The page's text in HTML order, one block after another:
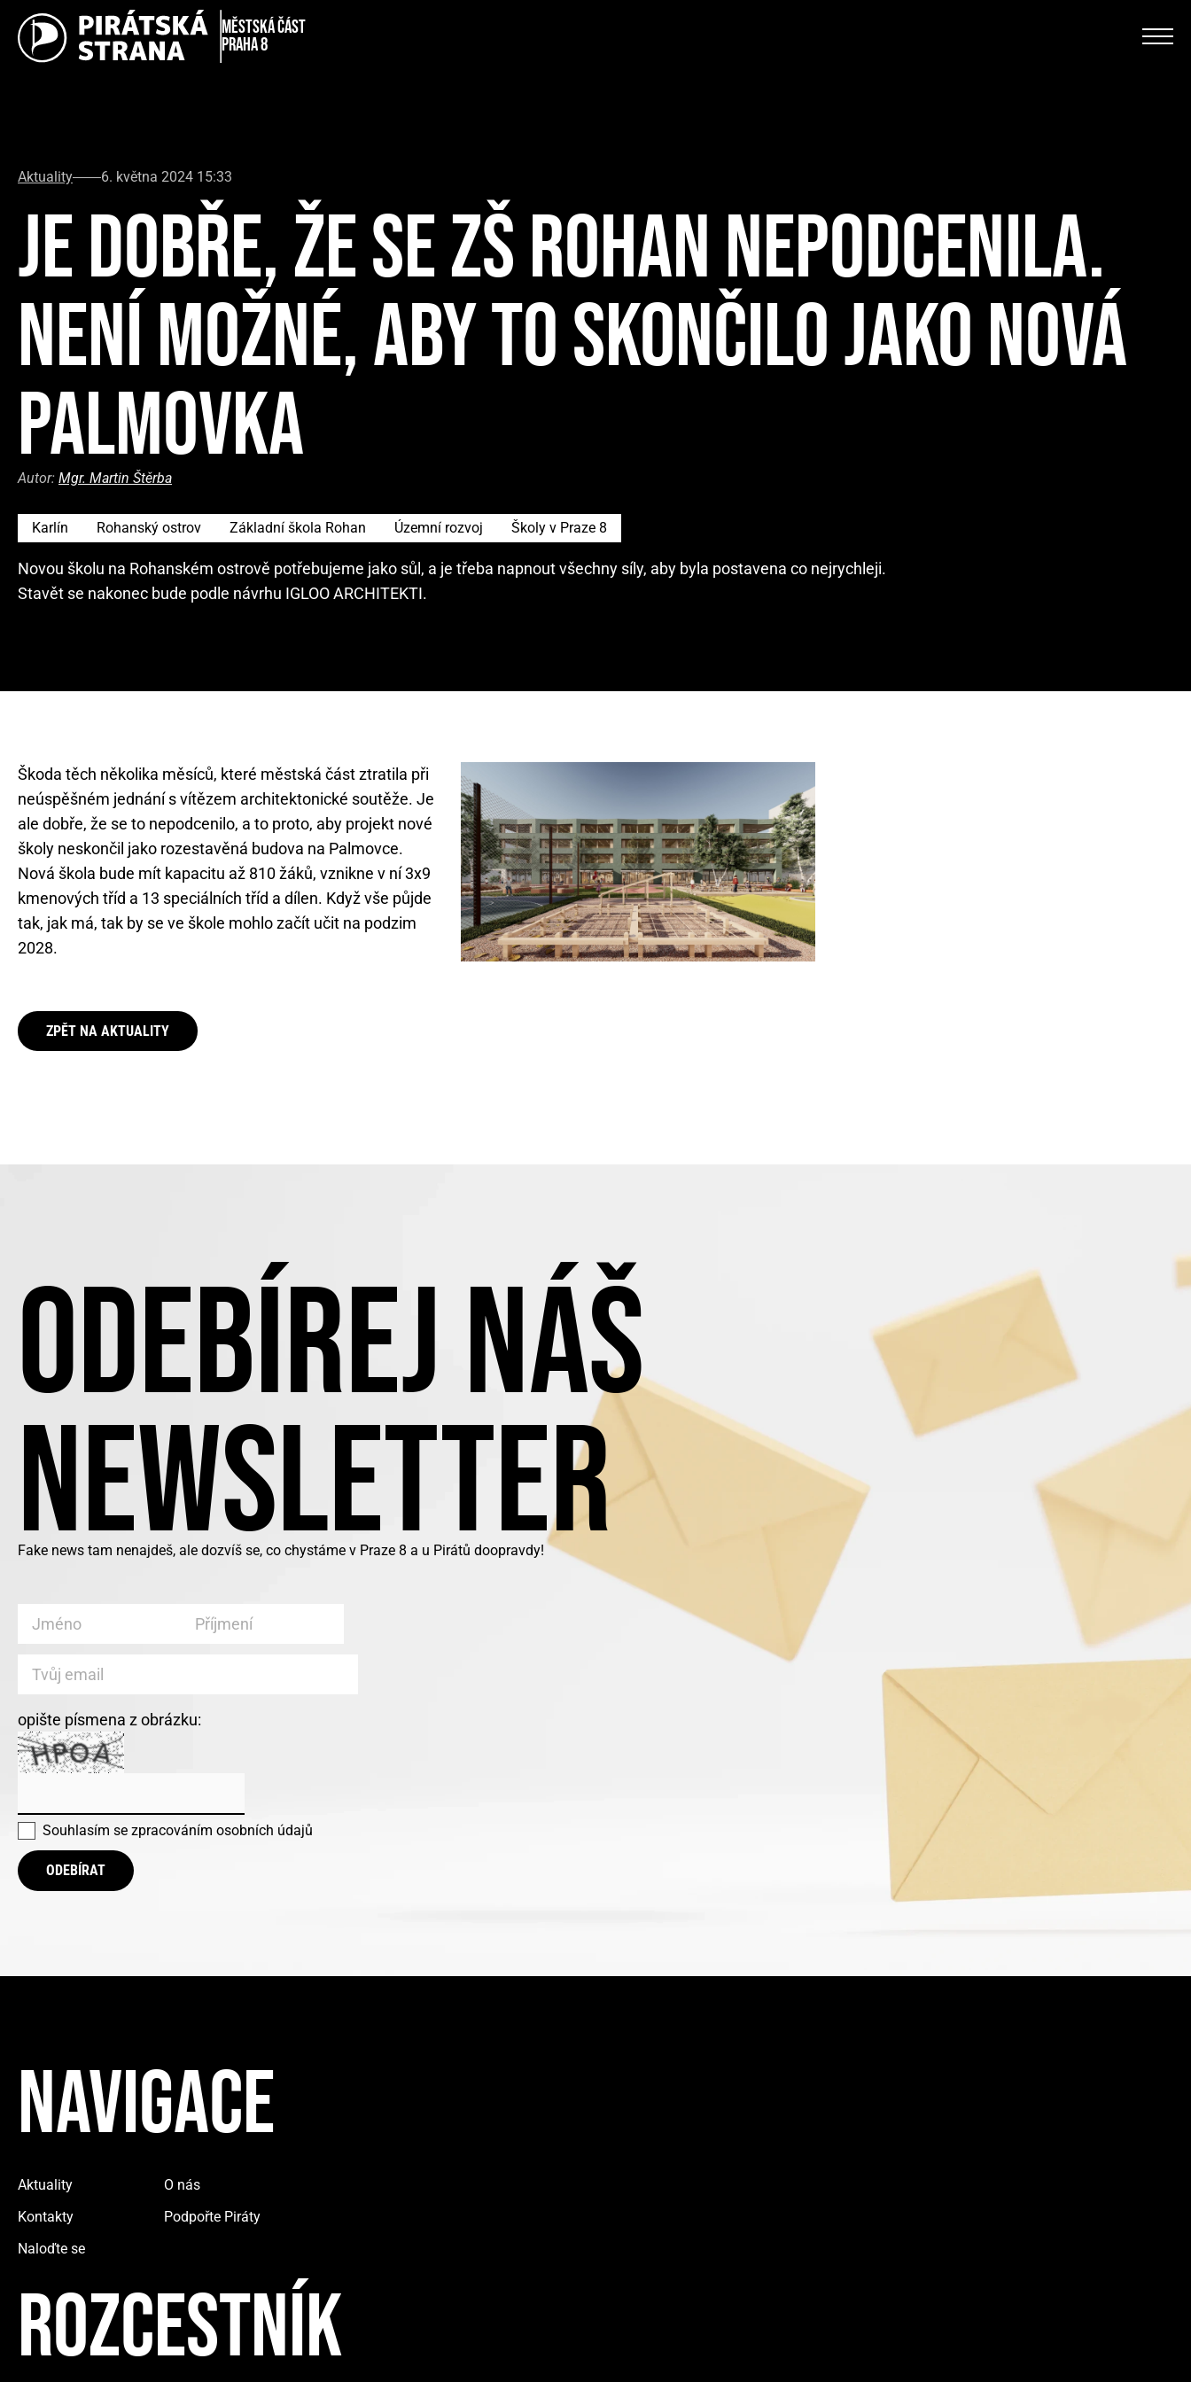
městská část
Praha 8
Aktuality 6. května 2024 15:33
JE DOBŘE, ŽE SE ZŠ ROHAN NEPODCENILA.
NENÍ MOŽNÉ, ABY TO SKONČILO JAKO NOVÁ
PALMOVKA
Autor: Mgr. Martin Štěrba
Karlín Rohanský ostrov Základní škola Rohan Územní rozvoj Školy v Praze 8
Novou školu na Rohanském ostrově potřebujeme jako sůl, a je třeba napnout všechny síly, aby byla postavena co nejrychleji.
Stavět se nakonec bude podle návrhu IGLOO ARCHITEKTI.
Škoda těch několika měsíců, které městská část ztratila při
neúspěšném jednání s vítězem architektonické soutěže. Je
ale dobře, že se to nepodcenilo, a to proto, aby projekt nové
školy neskončil jako rozestavěná budova na Palmovce.
Nová škola bude mít kapacitu až 810 žáků, vznikne v ní 3x9
kmenových tříd a 13 speciálních tříd a dílen. Když vše půjde
tak, jak má, tak by se ve škole mohlo začít učit na podzim
2028.
ZPĚT NA AKTUALITY
ODEBÍREJ NÁŠ
NEWSLETTER
Fake news tam nenajdeš, ale dozvíš se, co chystáme v Praze 8 a u Pirátů doopravdy!
opište písmena z obrázku:
Souhlasím se zpracováním osobních údajů
ODEBÍRAT
NAVIGACE
Aktuality
O nás
Kontakty
Podpořte Piráty
Naloďte se
ROZCESTNÍK